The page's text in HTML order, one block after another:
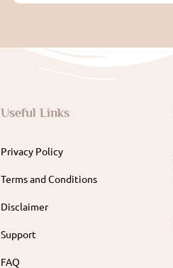
Useful Links
Privacy Policy
Terms and Conditions
Disclaimer
Support
FAQ